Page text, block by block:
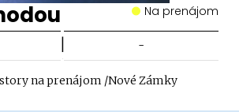
Na prenájom
| -
na prenájom /Nové Zámky